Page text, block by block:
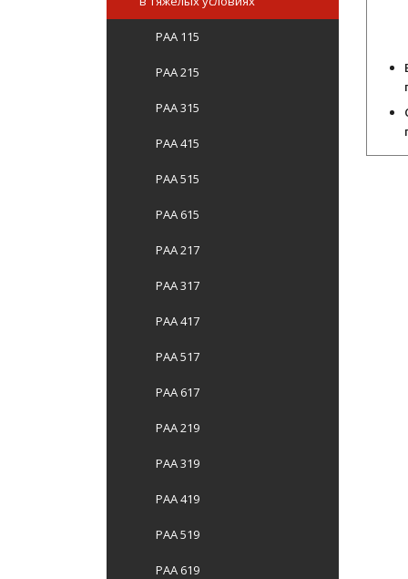
PAA 115
PAA 215
PAA 315
PAA 415
PAA 515
PAA 615
PAA 217
PAA 317
PAA 417
PAA 517
PAA 617
PAA 219
PAA 319
PAA 419
PAA 519
PAA 619